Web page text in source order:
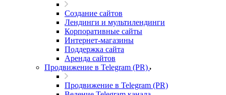
Создание сайтов
Лендинги и мультилендинги
Корпоративные сайты
Интернет-магазины
Поддержка сайта
Аренда сайтов
Продвижение в Telegram (PR)
Продвижение в Telegram (PR)